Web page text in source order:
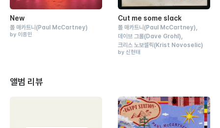
New
폴 매카트니 (Paul McCartney)
by 이종민
Cut me some slack
폴 매카트니 (Paul McCartney)
데이브 그롤(Dave Grohl)
크리스 노보셀릭(Krist Novoselic)
by 신현태
앨범 리뷰